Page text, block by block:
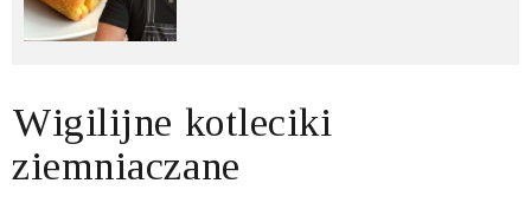
Wigilijne kotleciki
ziemniaczane